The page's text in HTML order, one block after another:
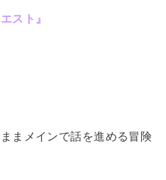
スト』
まメインで話を進める冒険